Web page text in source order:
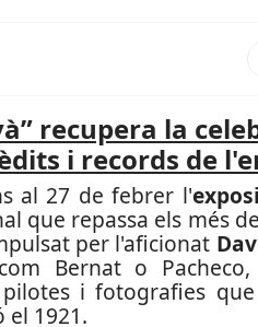
recupera la
i records de
al 27 de febrer l'
que repassa els més
per l'aficionat
Bernat o
i fotografies
el 1921.